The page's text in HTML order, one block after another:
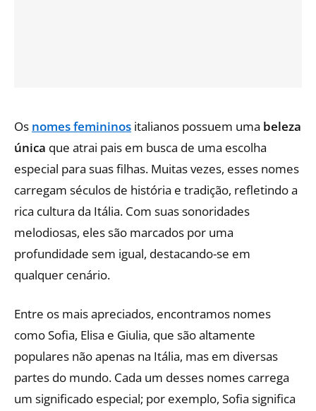
Os nomes femininos italianos possuem uma beleza
única que atrai pais em busca de uma escolha
especial para suas filhas. Muitas vezes, esses nomes
carregam séculos de história e tradição, refletindo a
rica cultura da Itália. Com suas sonoridades
melodiosas, eles são marcados por uma
profundidade sem igual, destacando-se em
qualquer cenário.
Entre os mais apreciados, encontramos nomes
como Sofia, Elisa e Giulia, que são altamente
populares não apenas na Itália, mas em diversas
partes do mundo. Cada um desses nomes carrega
um significado especial; por exemplo, Sofia significa